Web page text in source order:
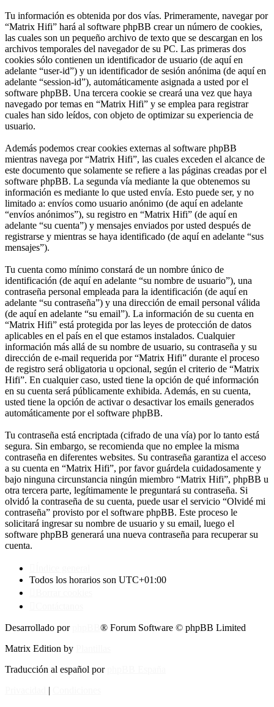
Tu información es obtenida por dos vías. Primeramente, navegar por
“Matrix Hifi” hará al software phpBB crear un número de cookies,
las cuales son un pequeño archivo de texto que se descargan en los
archivos temporales del navegador de su PC. Las primeras dos
cookies sólo contienen un identificador de usuario (de aquí en
adelante “user-id”) y un identificador de sesión anónima (de aquí en
adelante “session-id”), automáticamente asignada a usted por el
software phpBB. Una tercera cookie se creará una vez que haya
navegado por temas en “Matrix Hifi” y se emplea para registrar
cuales han sido leídos, con objeto de optimizar su experiencia de
usuario.
Además podemos crear cookies externas al software phpBB
mientras navega por “Matrix Hifi”, las cuales exceden el alcance de
este documento que solamente se refiere a las páginas creadas por el
software phpBB. La segunda vía mediante la que obtenemos su
información es mediante lo que usted envía. Esto puede ser, y no
limitado a: envíos como usuario anónimo (de aquí en adelante
“envíos anónimos”), su registro en “Matrix Hifi” (de aquí en
adelante “su cuenta”) y mensajes enviados por usted después de
registrarse y mientras se haya identificado (de aquí en adelante “sus
mensajes”).
Tu cuenta como mínimo constará de un nombre único de
identificación (de aquí en adelante “su nombre de usuario”), una
contraseña personal empleada para la identificación (de aquí en
adelante “su contraseña”) y una dirección de email personal válida
(de aquí en adelante “su email”). La información de su cuenta en
“Matrix Hifi” está protegida por las leyes de protección de datos
aplicables en el país en el que estamos instalados. Cualquier
información más allá de su nombre de usuario, su contraseña y su
dirección de e-mail requerida por “Matrix Hifi” durante el proceso
de registro será obligatoria u opcional, según el criterio de “Matrix
Hifi”. En cualquier caso, usted tiene la opción de qué información
en su cuenta será públicamente exhibida. Además, en su cuenta,
usted tiene la opción de activar o desactivar los emails generados
automáticamente por el software phpBB.
Tu contraseña está encriptada (cifrado de una vía) por lo tanto está
segura. Sin embargo, se recomienda que no emplee la misma
contraseña en diferentes websites. Su contraseña garantiza el acceso
a su cuenta en “Matrix Hifi”, por favor guárdela cuidadosamente y
bajo ninguna circunstancia ningún miembro “Matrix Hifi”, phpBB u
otra tercera parte, legítimamente le preguntará su contraseña. Si
olvidó la contraseña de su cuenta, puede usar el servicio “Olvidé mi
contraseña” provisto por el software phpBB. Este proceso le
solicitará ingresar su nombre de usuario y su email, luego el
software phpBB generará una nueva contraseña para recuperar su
cuenta.
Todos los horarios son UTC+01:00
Desarrollado por
® Forum Software © phpBB Limited
Matrix Edition by
Traducción al español por
|